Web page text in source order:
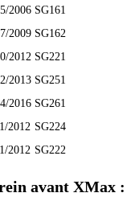
2006 SG161
2009 SG162
2012 SG221
2013 SG251
2016 SG261
2012 SG224
2012 SG222
avant XMax :